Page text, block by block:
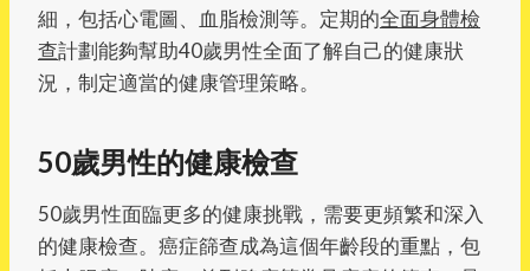
細，包括心電圖、血脂檢測等。定期的全面身體檢
查計劃能夠幫助40歲男性全面了解自己的健康狀
況，制定適當的健康管理策略。
50歲男性的健康檢查
50歲男性面臨更多的健康挑戰，需要更頻繁和深入
的健康檢查。癌症篩查成為這個年齡段的重點，包